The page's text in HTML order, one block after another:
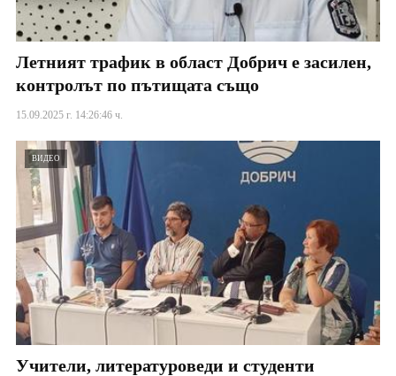
Летният трафик в област Добрич е засилен,
контролът по пътищата също
15.09.2025 г. 14:26:46 ч.
ВИДЕО
Учители, литературоведи и студенти